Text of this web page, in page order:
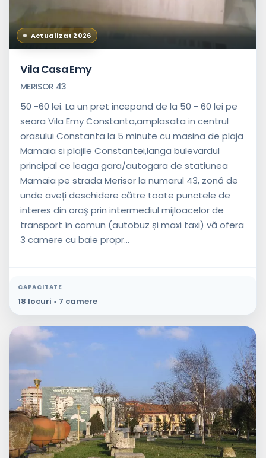
Actualizat 2026
Vila Casa Emy
MERISOR 43
50 -60 lei. La un pret incepand de la 50 - 60 lei pe
seara Vila Emy Constanta,amplasata in centrul
orasului Constanta la 5 minute cu masina de plaja
Mamaia si plajile Constantei,langa bulevardul
principal ce leaga gara/autogara de statiunea
Mamaia pe strada Merisor la numarul 43, zonă de
unde aveți deschidere către toate punctele de
interes din oraș prin intermediul mijloacelor de
transport în comun (autobuz și maxi taxi) vă ofera
3 camere cu baie propr...
CAPACITATE
18 locuri • 7 camere